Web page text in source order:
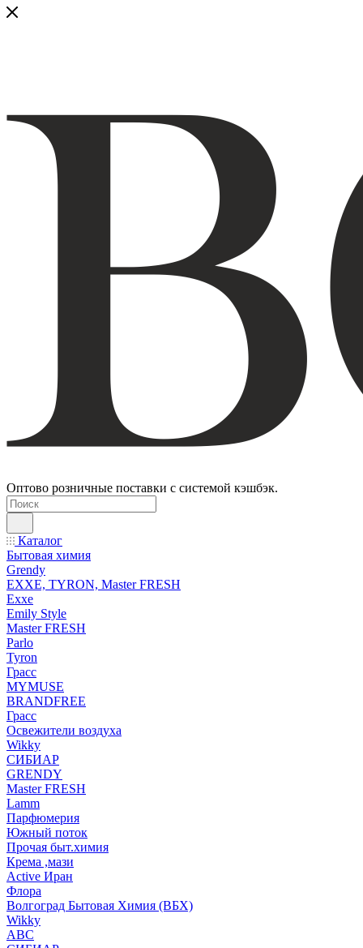
Оптово розничные поставки с системой кэшбэк.
Каталог
Бытовая химия
Grendy
EXXE, TYRON, Master FRESH
Exxe
Emily Style
Master FRESH
Parlo
Tyron
Грасс
MYMUSE
BRANDFREE
Грасс
Освежители воздуха
Wikky
СИБИАР
GRENDY
Master FRESH
Lamm
Парфюмерия
Южный поток
Прочая быт.химия
Крема ,мази
Аctive Иран
Флора
Волгоград Бытовая Химия (ВБХ)
Wikky
АВС